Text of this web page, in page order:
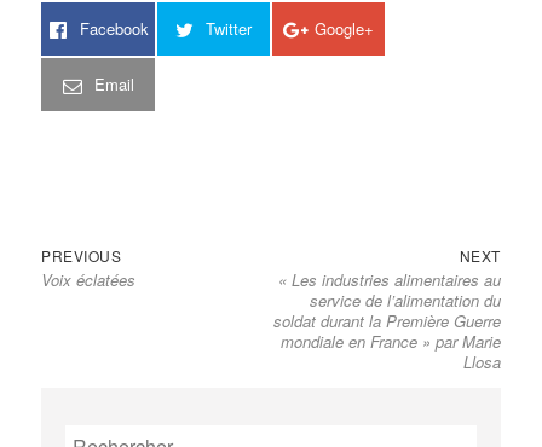
Facebook Twitter Google+
Email
Navigation
de
PREVIOUSPrevious
post:
Voix éclatées
NEXTNext
post:
« Les industries alimentaires au
service de l’alimentation du
soldat durant la Première Guerre
mondiale en France » par Marie
Llosa
Rechercher :